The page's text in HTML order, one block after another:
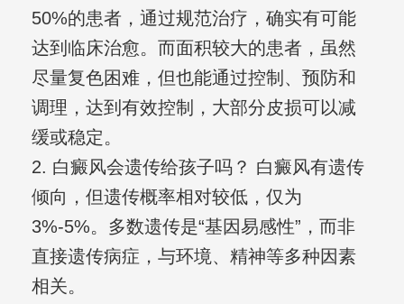
50%的患者，通过规范治疗，确实有可能
达到临床治愈。而面积较大的患者，虽然
尽量复色困难，但也能通过控制、预防和
调理，达到有效控制，大部分皮损可以减
缓或稳定。
2. 白癜风会遗传给孩子吗？ 白癜风有遗传
倾向，但遗传概率相对较低，仅为
3%-5%。多数遗传是“基因易感性”，而非
直接遗传病症，与环境、精神等多种因素
相关。